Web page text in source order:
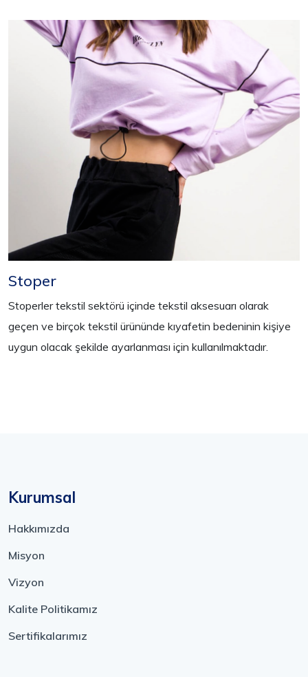
Stoper
Stoperler tekstil sektörü içinde tekstil aksesuarı olarak
geçen ve birçok tekstil ürününde kıyafetin bedeninin kişiye
uygun olacak şekilde ayarlanması için kullanılmaktadır.
Kurumsal
Hakkımızda
Misyon
Vizyon
Kalite Politikamız
Sertifikalarımız